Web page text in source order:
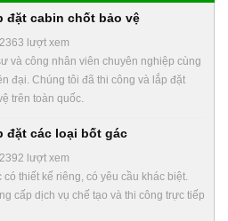
đặt cabin chốt bảo vệ
lượt xem
và công nhân viên chuyên nghiệp cùng
đại. Chúng tôi đã thi công và lắp đặt
trên toàn quốc.
đặt các loại bốt gác
lượt xem
thiết kế riêng, có yêu cầu khác biệt.
cấp dịch vụ chế tạo và thi công trực tiếp